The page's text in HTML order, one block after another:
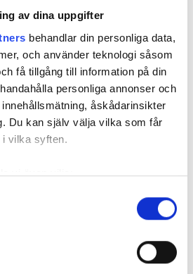
av dina uppgifter
behandlar din personliga data,
och använder teknologi såsom
få tillgång till information på din
personliga annonser och
åskådarinsikter
Du kan själv välja vilka som får
i vilka syften.
vi även vilja:
på upp till flera meter
dina personliga uppgifter
Elfelskalendern
beröringsskydden”
där
var